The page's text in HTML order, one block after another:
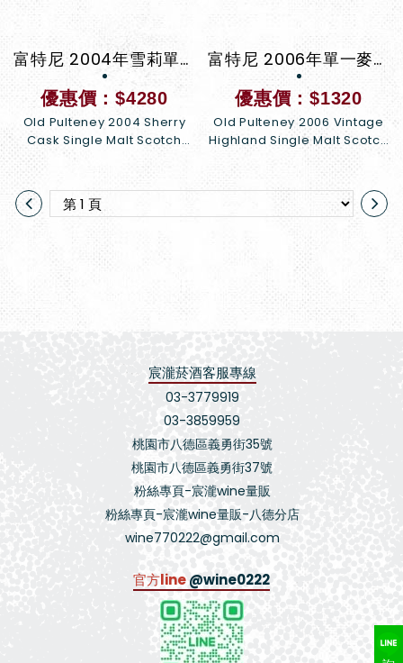
富特尼 2004年雪莉單桶單一麥芽威士忌
優惠價：$4280
Old Pulteney 2004 Sherry
Cask Single Malt Scotch
富特尼 2006年單一麥芽威士忌限定版
優惠價：$1320
Old Pulteney 2006 Vintage
Highland Single Malt Scotch
Whisky
宸瀧菸酒客服專線
03-3779919
03-3859959
桃園市八德區義勇街35號
桃園市八德區義勇街37號
粉絲專頁-宸瀧wine量販
粉絲專頁-宸瀧wine量販-八德分店
wine770222@gmail.com
官方line@wine0222